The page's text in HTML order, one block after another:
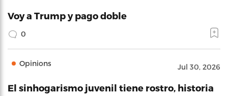
Voy a Trump y pago doble
0
Opinions Jul 30, 2026
El sinhogarismo juvenil tiene rostro, historia